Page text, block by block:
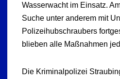
Wasserwacht im Einsatz.
Suche unter anderem mit
Polizeihubschraubers
blieben alle Maßnahmen
Die Kriminalpolizei